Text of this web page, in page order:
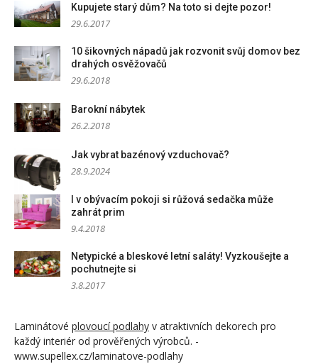
Kupujete starý dům? Na toto si dejte pozor!
29.6.2017
10 šikovných nápadů jak rozvonit svůj domov bez
drahých osvěžovačů
29.6.2018
Barokní nábytek
26.2.2018
Jak vybrat bazénový vzduchovač?
28.9.2024
I v obývacím pokoji si růžová sedačka může
zahrát prim
9.4.2018
Netypické a bleskové letní saláty! Vyzkoušejte a
pochutnejte si
3.8.2017
Laminátové plovoucí podlahy v atraktivních dekorech pro
každý interiér od prověřených výrobců. -
www.supellex.cz/laminatove-podlahy